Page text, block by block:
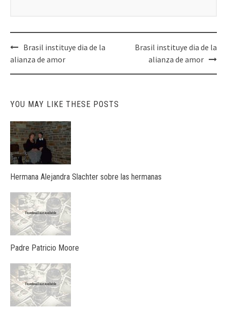
Post
navigation
Brasil instituye dia de la
alianza de amor
Brasil instituye dia de la
alianza de amor
YOU MAY LIKE THESE POSTS
Hermana Alejandra Slachter sobre las hermanas
Padre Patricio Moore